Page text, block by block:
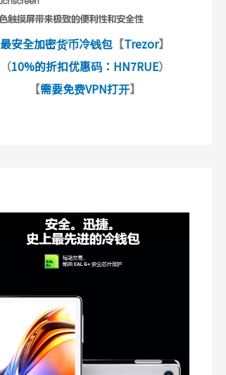
最安全加密货币冷钱包【Trezor】
（10%的折扣优惠码：HN7RUE）
【需要免费VPN打开】